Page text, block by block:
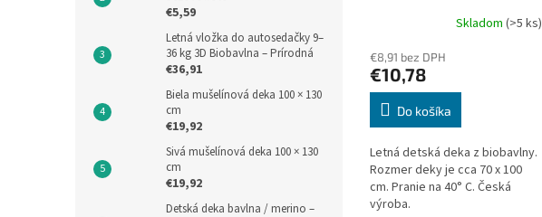
€5,59
Letná vložka do autosedačky 9–
36 kg 3D Biobavlna – Prírodná
€36,91
Biela mušelínová deka 100 × 130
cm
€19,92
Sivá mušelínová deka 100 × 130
cm
€19,92
Detská deka bavlna / merino –
Skladom (>5 ks)
€8,91 bez DPH
€10,78
Do košíka
Letná detská deka z biobavlny.
Rozmer deky je cca 70 x 100
cm. Pranie na 40° C. Česká
výroba.